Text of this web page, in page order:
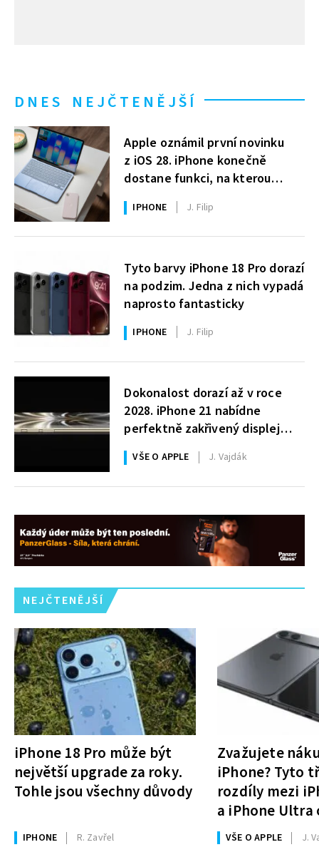
DNES NEJČTENĚJŠÍ
Apple oznámil první novinku
z iOS 28. iPhone konečně
dostane funkci, na kterou
uživatelé Windows čekají roky
IPHONE J. Filip
Tyto barvy iPhone 18 Pro dorazí
na podzim. Jedna z nich vypadá
naprosto fantasticky
IPHONE J. Filip
Dokonalost dorazí až v roce
2028. iPhone 21 nabídne
perfektně zakřivený displej
i 200MPx foťák
VŠE O APPLE J. Vajdák
NEJČTENĚJŠÍ
iPhone 18 Pro může být
největší upgrade za roky.
Tohle jsou všechny důvody
IPHONE R. Zavřel
Zvažujete
iPhone? Tyto
rozdíly mezi
a iPhone Ultra
rozhodnutí
VŠE O APPLE J.